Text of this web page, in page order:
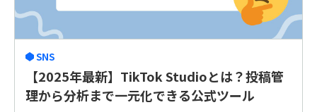
SNS
【2025年最新】TikTok Studioとは？投稿管
理から分析まで一元化できる公式ツール